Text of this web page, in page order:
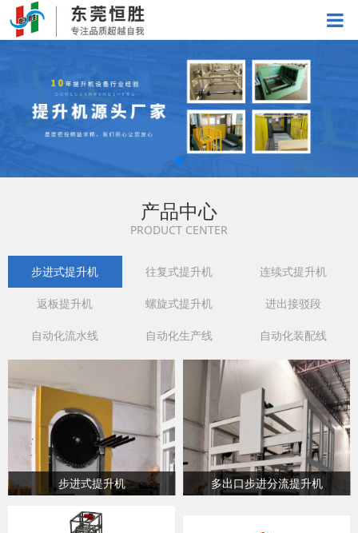
产品中心
PRODUCT CENTER
步进式提升机 往复式提升机 连续式提升机
返板提升机 螺旋式提升机 进出接驳段
自动化流水线 自动化生产线 自动化装配线
步进式提升机 多出口步进分流提升机